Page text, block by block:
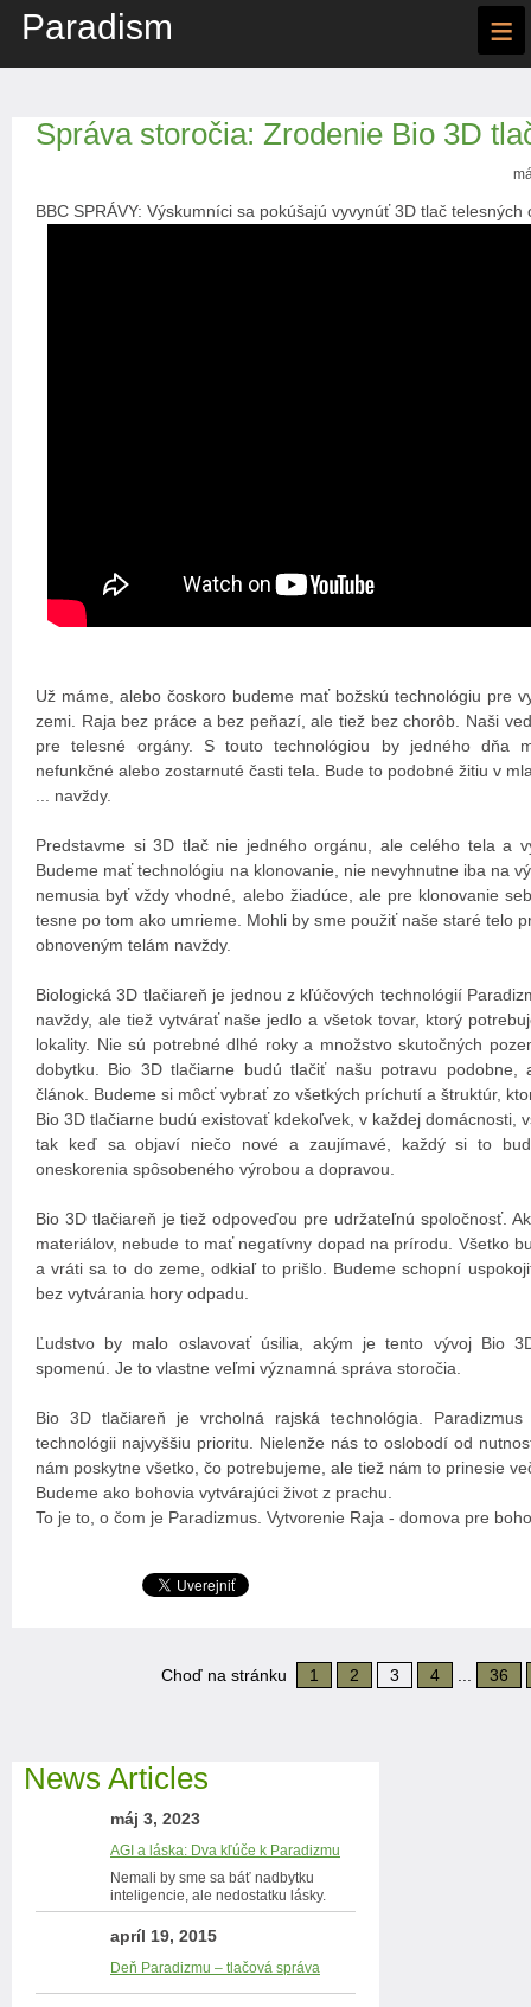
Paradism ≡
Správa storočia: Zrodenie Bio 3D
BBC SPRÁVY: Výskumníci sa pokúšajú vyvynúť 3D tlač telesných
Už máme, alebo čoskoro budeme mať božskú technológiu pre
zemi. Raja bez práce a bez peňazí, ale tiež bez chorôb. Naši
pre telesné orgány. S touto technológiou by jedného dňa
nefunkčné alebo zostarnuté časti tela. Bude to podobné žitiu v
... navždy.
Predstavme si 3D tlač nie jedného orgánu, ale celého tela a
Budeme mať technológiu na klonovanie, nie nevyhnutne iba na
nemusia byť vždy vhodné, alebo žiadúce, ale pre klonovanie
tesne po tom ako umrieme. Mohli by sme použiť naše staré telo
obnoveným telám navždy.
Biologická 3D tlačiareň je jednou z kľúčových technológií
navždy, ale tiež vytvárať naše jedlo a všetok tovar, ktorý
lokality. Nie sú potrebné dlhé roky a množstvo skutočných
dobytku. Bio 3D tlačiarne budú tlačiť našu potravu podobne,
článok. Budeme si môcť vybrať zo všetkých príchutí a štruktúr,
Bio 3D tlačiarne budú existovať kdekoľvek, v každej domácnosti,
tak keď sa objaví niečo nové a zaujímavé, každý si to
oneskorenia spôsobeného výrobou a dopravou.
Bio 3D tlačiareň je tiež odpoveďou pre udržateľnú spoločnosť.
materiálov, nebude to mať negatívny dopad na prírodu. Všetko
a vráti sa to do zeme, odkiaľ to prišlo. Budeme schopní
bez vytvárania hory odpadu.
Ľudstvo by malo oslavovať úsilia, akým je tento vývoj Bio
spomenú. Je to vlastne veľmi významná správa storočia.
Bio 3D tlačiareň je vrcholná rajská technológia.
technológii najvyššiu prioritu. Nielenže nás to oslobodí od
nám poskytne všetko, čo potrebujeme, ale tiež nám to prinesie
Budeme ako bohovia vytvárajúci život z prachu.
To je to, o čom je Paradizmus. Vytvorenie Raja - domova pre
Choď na stránku 1 2 3 4 36
News Articles
máj 3, 2023
AGI a láska: Dva kľúče k Paradizmu
Nemali by sme sa báť nadbytku
inteligencie, ale nedostatku lásky.
apríl 19, 2015
Deň Paradizmu – tlačová správa